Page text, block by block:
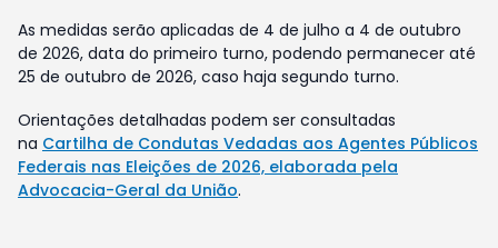
As medidas serão aplicadas de 4 de julho a 4 de outubro
de 2026, data do primeiro turno, podendo permanecer até
25 de outubro de 2026, caso haja segundo turno.
Orientações detalhadas podem ser consultadas
na Cartilha de Condutas Vedadas aos Agentes Públicos
Federais nas Eleições de 2026, elaborada pela
Advocacia-Geral da União.